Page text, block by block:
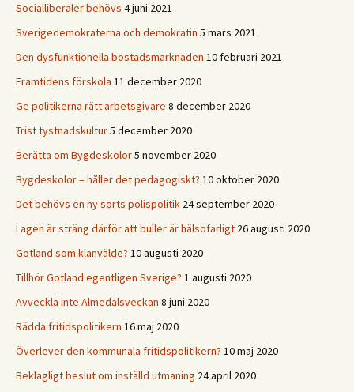
Socialliberaler behövs 4 juni 2021
Sverigedemokraterna och demokratin 5 mars 2021
Den dysfunktionella bostadsmarknaden 10 februari 2021
Framtidens förskola 11 december 2020
Ge politikerna rätt arbetsgivare 8 december 2020
Trist tystnadskultur5 december 2020
Berätta om Bygdeskolor5 november 2020
Bygdeskolor – håller det pedagogiskt? 10 oktober 2020
Det behövs en ny sorts polispolitik 24 september 2020
Lagen är sträng därför att buller är hälsofarligt 26 augusti 2020
Gotland som klanvälde? 10 augusti 2020
Tillhör Gotland egentligen Sverige? 1 augusti 2020
Avveckla inte Almedalsveckan 8 juni 2020
Rädda fritidspolitikern 16 maj 2020
Överlever den kommunala fritidspolitikern? 10 maj 2020
Beklagligt beslut om inställd utmaning 24 april 2020